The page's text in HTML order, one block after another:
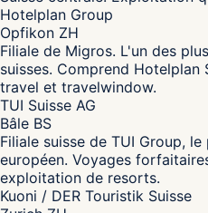
Hotelplan Group
Opfikon ZH
Filiale de Migros. L'un des
suisses. Comprend Hotelplan
travel et travelwindow.
TUI Suisse AG
Bâle BS
Filiale suisse de TUI Group,
européen. Voyages
exploitation de resorts.
Kuoni / DER Touristik Suisse